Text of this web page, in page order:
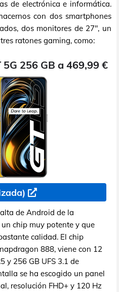
de electrónica e informática.
con dos smartphones
dos monitores de 27", un
ratones gaming, como:
5G 256 GB a 469,99 €
de Android de la
chip muy potente y que
calidad. El chip
888, viene con 12
y 256 GB UFS 3.1 de
se ha escogido un panel
resolución FHD+ y 120 Hz